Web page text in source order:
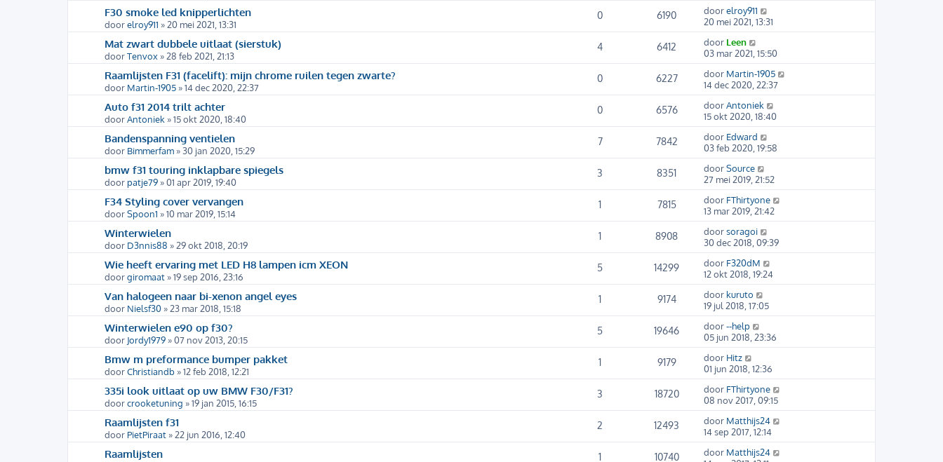
F30 smoke led knipperlichten
doorelroy911 » 20 mei 2021, 13:31
0 6190 doorelroy911
20 mei 2021, 13:31
Mat zwart dubbele uitlaat (sierstuk)
doorTenvox » 28 feb 2021, 21:13
4 6412 door Leen
03 mar 2021, 15:50
Raamlijsten F31 (facelift): mijn chrome ruilen tegen zwarte?
door Martin-1905 » 14 dec 2020, 22:37
0 6227 door Martin-1905
14 dec 2020, 22:37
Auto f31 2014 trilt achter
doorAntoniek » 15 okt 2020, 18:40
0 6576 doorAntoniek
15 okt 2020, 18:40
Bandenspanning ventielen
door Bimmerfam » 30 jan 2020, 15:29
7 7842 door Edward
03 feb 2020, 19:58
bmw f31 touring inklapbare spiegels
door patje79 » 01 apr 2019, 19:40
3 8351 doorSource
27 mei 2019, 21:52
F34 Styling cover vervangen
doorSpoon1 » 10 mar 2019, 15:14
1 7815 door FThirtyone
13 mar 2019, 21:42
Winterwielen
door D3nnis88 » 29 okt 2018, 20:19
1 8908 doorsoragoi
30 dec 2018, 09:39
Wie heeft ervaring met LED H8 lampen icm XEON
doorgiromaat » 19 sep 2016, 23:16
5 14299 door F320dM
12 okt 2018, 19:24
Van halogeen naar bi-xenon angel eyes
door Nielsf30 » 23 mar 2018, 15:18
1 9174 door kuruto
19 jul 2018, 17:05
Winterwielen e90 op f30?
door Jordy1979 » 07 nov 2013, 20:15
5 19646 door--help
05 jun 2018, 23:36
Bmw m preformance bumper pakket
doorChristiandb » 12 feb 2018, 12:21
1 9179 door Hitz
01 jun 2018, 12:36
335i look uitlaat op uw BMW F30/F31?
doorcrooketuning » 19 jan 2015, 16:15
3 18720 door FThirtyone
08 nov 2017, 09:15
Raamlijsten f31
door PietPiraat » 22 jun 2016, 12:40
2 12493 door Matthijs24
14 sep 2017, 12:14
Raamlijsten 1 10740 door Matthijs24